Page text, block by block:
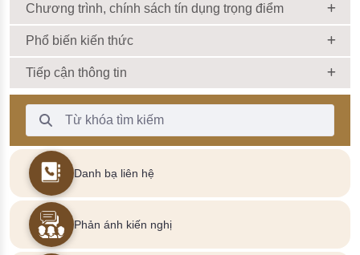
Chương trình, chính sách tín dụng trọng điểm
Phổ biến kiến thức
Tiếp cận thông tin
Thanh Tìm kiếm
Danh bạ liên hệ
Phản ánh kiến nghị